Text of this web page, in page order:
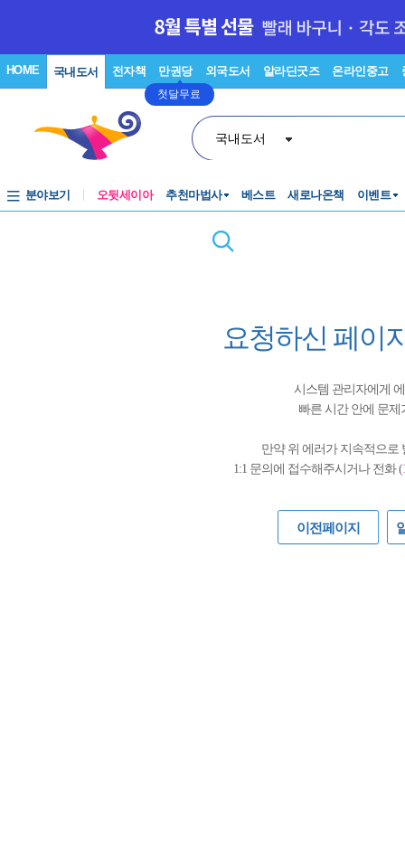
HOME 국내도서 전자책 만권당
첫달무료
외국도서 알라딘굿즈 온라인중고
국내도서
분야보기 오뒷세이아 추천마법사 베스트 새로나온책 이벤트
요청하신 페이
시스템 관리자에게
빠른 시간 안에 문
만약 위 에러가 지속적으로
1:1 문의에 접수해주시거나 전화 (
이전페이지